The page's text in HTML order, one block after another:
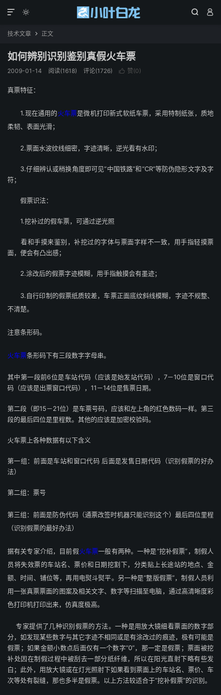
  

技术文章  正文
如何辨别识别鉴别真假火车票
2009-01-14 阅读(1618) 评论(1726)  赞(0)
真票特征：
1.现在通用的火车票是微机打印新式软纸车票，采用特制纸张，质地
柔韧、表面光滑；
2.票面水波纹线细密，字迹清晰，逆光看有水印；
3.仔细辨认或稍换角度即可见“中国铁路”和“CR”等防伪隐形文字及字
符；
假票识法：
1.挖补过的假车票，可通过逆光照
看和手摸来鉴别，补挖过的字体与票面字样不一致，用手指轻摸票
面，便会有凸出感；
2.涂改后的假票字迹模糊，用手指触摸会有墨迹；
3.自行印制的假票纸质较差，车票正面底纹斜线模糊，字迹不规整、
不清楚。
注意条形码。
火车票条形码下有三段数字字母串。
其中第一段前6位是车站代码（应该是始发站代码），7－10位是窗口代
码（应该是出票窗口代码），11－14位是售票日期。
第二段（即15－21位）是车票号码，应该和左上角的红色数码一样。第三
段的最后四位是里程数。其他的应该是加密校验码。
火车票上各种数据有以下含义
第一组：前面是车站和窗口代码 后面是发售日期代码（识别假票的好办
法）
第二组：票号
第三组：前面是防伪代码（通票改签时机器只能识别这个）最后四位里程
（识别假票的最好办法）
据有关专家介绍，目前假火车票一般有两种。一种是“挖补假票”，制假人
员将失效票的车站名、票价和日期挖割下，分类贴上长途站的地点、金
额、时间、铺位等，再用电熨斗熨平。另一种是“整版假票”，制假人员利
用一张真票票面的图案及相关文字、数字等扫描至电脑，通过高清晰度彩
色打印机打印出来，仿真度极高。
专家提供了几种识别假票的方法。一种是用放大镜细看票面的数字部
分，如发现某些数字与其它字迹不相同或是有涂改过的痕迹，极有可能是
假票；如果金额小数点后面仅有一个数字“0”，那一定是假票；票面被挖
补处因在制假过程中被刮去一部分纸纤维，所以在阳光直射下略有些发
白；此外，用放大镜或在灯光照射下如果看到票面上的车站名、票价、车
次等处有裂缝，那也多半是假票。以上方法较适合于“挖补假票”的识别。